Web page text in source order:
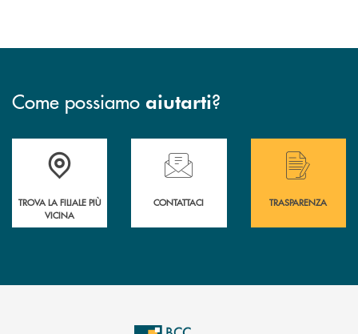
Come possiamo aiutarti?
Accedi all' elenco completo delle filiali .
TROVA LA FILIALE PIÙ
VICINA
Hai bisogno di assistenza immediata?
CONTATTACI
Hai bisogno di
TRASPARENZA